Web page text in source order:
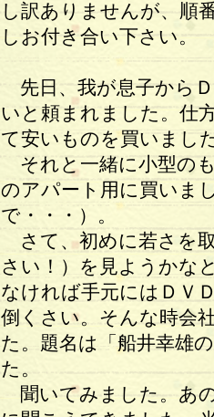
し訳ありませんが、順
しお付き合い下さい。
先日、我が息子から
いと頼まれました。仕
て安いものを買いまし
それと一緒に小型の
のアパート用に買いま
で・・・）。
さて、初めに若さを
さい！）を見ようかな
なければ手元にはＤＶ
倒くさい。そんな時会
た。題名は「船井幸雄
た。
聞いてみました。あ